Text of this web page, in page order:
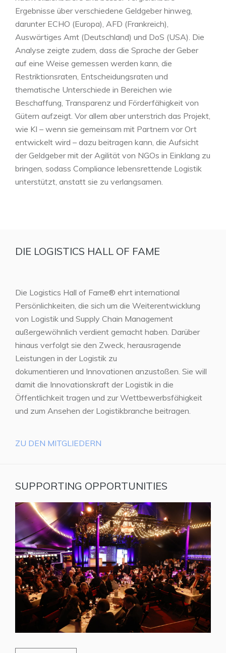
Ergebnisse über verschiedene Geldgeber hinweg,
darunter ECHO (Europa), AFD (Frankreich),
Auswärtiges Amt (Deutschland) und DoS (USA). Die
Analyse zeigte zudem, dass die Sprache der Geber
auf eine Weise gemessen werden kann, die
Restriktionsraten, Entscheidungsraten und
thematische Unterschiede in Bereichen wie
Beschaffung, Transparenz und Förderfähigkeit von
Gütern aufzeigt. Vor allem aber unterstrich das Projekt,
wie KI – wenn sie gemeinsam mit Partnern vor Ort
entwickelt wird – dazu beitragen kann, die Aufsicht
der Geldgeber mit der Agilität von NGOs in Einklang zu
bringen, sodass Compliance lebensrettende Logistik
unterstützt, anstatt sie zu verlangsamen.
DIE LOGISTICS HALL OF FAME
Die Logistics Hall of Fame® ehrt international
Persönlichkeiten, die sich um die Weiterentwicklung
von Logistik und Supply Chain Management
außergewöhnlich verdient gemacht haben. Darüber
hinaus verfolgt sie den Zweck, herausragende
Leistungen in der Logistik zu
dokumentieren und Innovationen anzustoßen. Sie will
damit die Innovationskraft der Logistik in die
Öffentlichkeit tragen und zur Wettbewerbsfähigkeit
und zum Ansehen der Logistikbranche beitragen.
ZU DEN MITGLIEDERN
SUPPORTING OPPORTUNITIES